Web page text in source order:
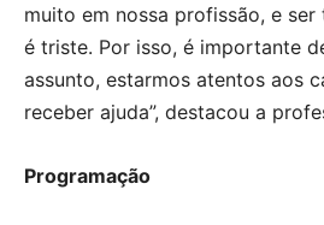
muito em nossa profissão, e
é triste. Por isso, é importante
assunto, estarmos atentos aos
receber ajuda”, destacou a
Programação